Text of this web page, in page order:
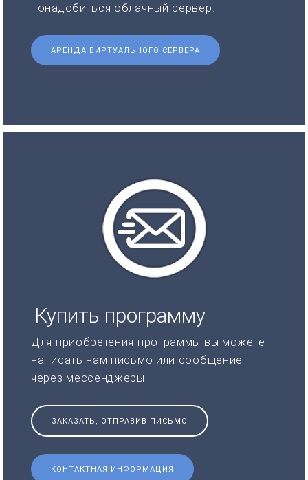
понадобиться облачный сервер.
АРЕНДА ВИРТУАЛЬНОГО СЕРВЕРА
Купить программу
Для приобретения программы вы можете
написать нам письмо или сообщение
через мессенджеры
ЗАКАЗАТЬ, ОТПРАВИВ ПИСЬМО
КОНТАКТНАЯ ИНФОРМАЦИЯ